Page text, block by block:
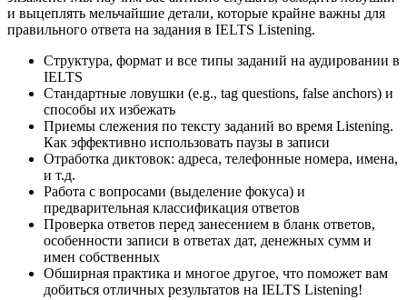
и выцеплять мельчайшие детали, которые крайне важны для
правильного ответа на задания в IELTS Listening.
Структура, формат и все типы заданий на аудировании в
IELTS
Стандартные ловушки (e.g., tag questions, false anchors) и
способы их избежать
Приемы слежения по тексту заданий во время Listening.
Как эффективно использовать паузы в записи
Отработка диктовок: адреса, телефонные номера, имена,
и т.д.
Работа с вопросами (выделение фокуса) и
предварительная классификация ответов
Проверка ответов перед занесением в бланк ответов,
особенности записи в ответах дат, денежных сумм и
имен собственных
Обширная практика и многое другое, что поможет вам
добиться отличных результатов на IELTS Listening!